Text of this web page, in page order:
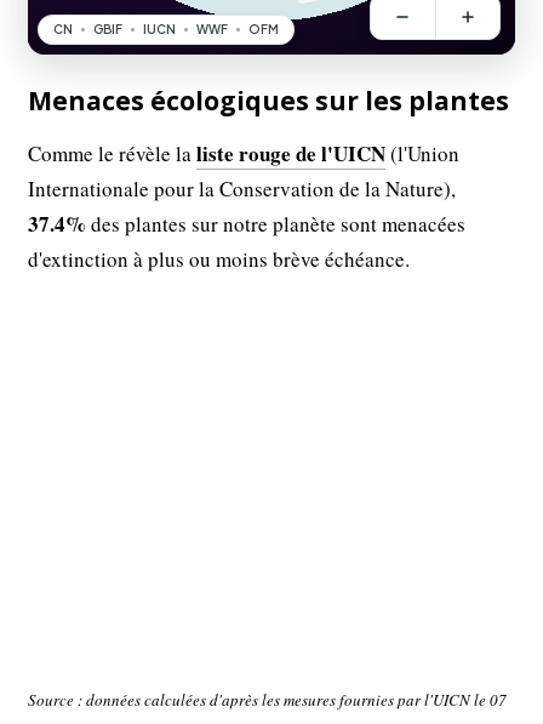
Menaces écologiques sur les plantes
Comme le révèle laliste rouge de l'UICN(l'Union
Internationale pour la Conservation de la Nature),
37.4% des plantes sur notre planète sont menacées
d'extinction à plus ou moins brève échéance.
Source : données calculées d'après les mesures fournies par l'UICN le 07